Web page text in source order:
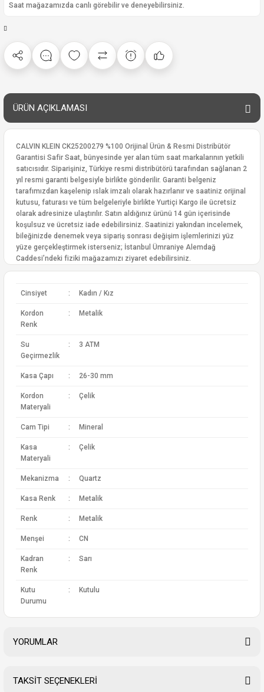
Saat mağazamızda canlı görebilir ve deneyebilirsiniz.
ÜRÜN AÇIKLAMASI
CALVIN KLEIN CK25200279 %100 Orijinal Ürün & Resmi Distribütör
Garantisi Safir Saat, bünyesinde yer alan tüm saat markalarının yetkili
satıcısıdır. Siparişiniz, Türkiye resmi distribütörü tarafından sağlanan 2
yıl resmi garanti belgesiyle birlikte gönderilir. Garanti belgeniz
tarafımızdan kaşelenip ıslak imzalı olarak hazırlanır ve saatiniz orijinal
kutusu, faturası ve tüm belgeleriyle birlikte Yurtiçi Kargo ile ücretsiz
olarak adresinize ulaştırılır. Satın aldığınız ürünü 14 gün içerisinde
koşulsuz ve ücretsiz iade edebilirsiniz. Saatinizi yakından incelemek,
bileğinizde denemek veya sipariş sonrası değişim işlemlerinizi yüz
yüze gerçekleştirmek isterseniz; İstanbul Ümraniye Alemdağ
Caddesi’ndeki fiziki mağazamızı ziyaret edebilirsiniz.
Cinsiyet : Kadın / Kız
Kordon
Renk
: Metalik
Su
Geçirmezlik
: 3 ATM
Kasa Çapı : 26-30 mm
Kordon
Materyali
: Çelik
Cam Tipi : Mineral
Kasa
Materyali
: Çelik
Mekanizma : Quartz
Kasa Renk : Metalik
Renk : Metalik
Menşei : CN
Kadran
Renk
: Sarı
Kutu
Durumu
: Kutulu
YORUMLAR
TAKSİT SEÇENEKLERİ